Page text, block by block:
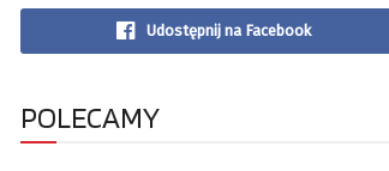
Udostępnij na Facebook
POLECAMY